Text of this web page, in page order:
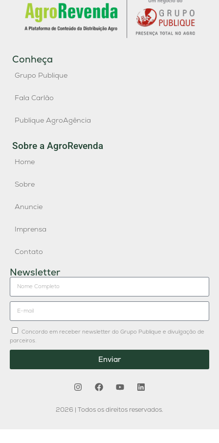
Conheça
Grupo Publique
Fala Carlão
Publique AgroAgência
Sobre a AgroRevenda
Home
Sobre
Anuncie
Imprensa
Contato
Newsletter
Concordo em receber newsletter do Grupo Publique e divulgação de
parceiros.
Enviar
2026 | Todos os direitos reservados.